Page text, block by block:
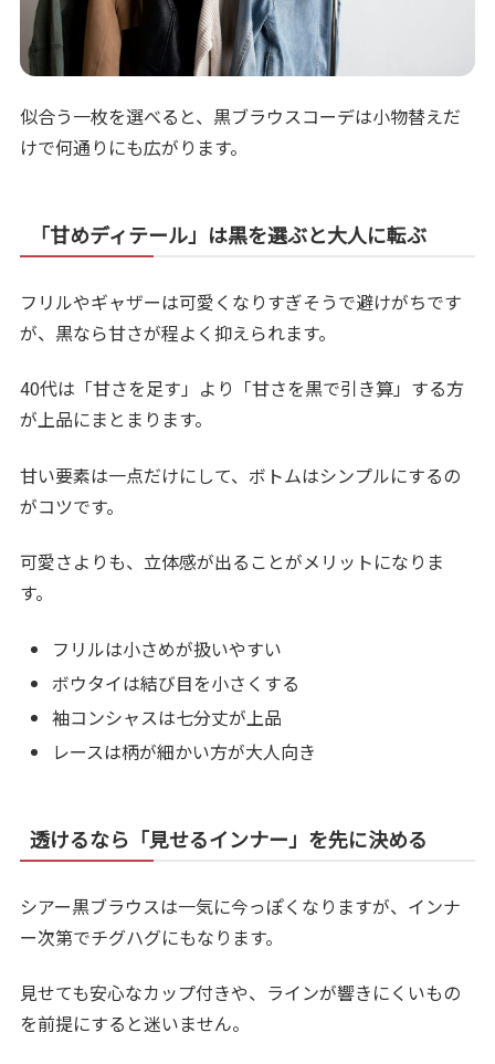
似合う一枚を選べると、黒ブラウスコーデは小物替えだ
けで何通りにも広がります。
「甘めディテール」は黒を選ぶと大人に転ぶ
フリルやギャザーは可愛くなりすぎそうで避けがちです
が、黒なら甘さが程よく抑えられます。
40代は「甘さを足す」より「甘さを黒で引き算」する方
が上品にまとまります。
甘い要素は一点だけにして、ボトムはシンプルにするの
がコツです。
可愛さよりも、立体感が出ることがメリットになりま
す。
フリルは小さめが扱いやすい
ボウタイは結び目を小さくする
袖コンシャスは七分丈が上品
レースは柄が細かい方が大人向き
透けるなら「見せるインナー」を先に決める
シアー黒ブラウスは一気に今っぽくなりますが、インナ
ー次第でチグハグにもなります。
見せても安心なカップ付きや、ラインが響きにくいもの
を前提にすると迷いません。